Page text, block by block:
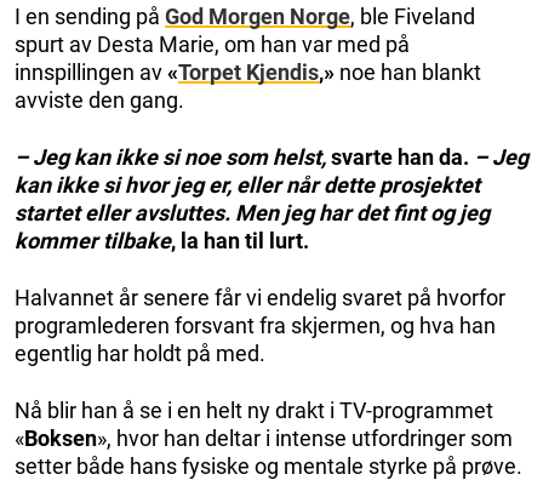
I en sending på God Morgen Norge, ble Fiveland
spurt av Desta Marie, om han var med på
innspillingen av«Torpet Kjendis,» noe han blankt
avviste den gang.
– Jeg kan ikke si noe som helst,svarte han da. – Jeg
kan ikke si hvor jeg er, eller når dette prosjektet
startet eller avsluttes. Men jeg har det fint og jeg
kommer tilbake, la han til lurt.
Halvannet år senere får vi endelig svaret på hvorfor
programlederen forsvant fra skjermen, og hva han
egentlig har holdt på med.
Nå blir han å se i en helt ny drakt i TV-programmet
«Boksen», hvor han deltar i intense utfordringer som
setter både hans fysiske og mentale styrke på prøve.